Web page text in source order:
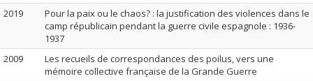
2019
Pour la paix ou le chaos? : la justification des violences dans le
camp républicain pendant la guerre civile espagnole : 1936-
1937
2009
Les recueils de correspondances des poilus, vers une
mémoire collective française de la Grande Guerre